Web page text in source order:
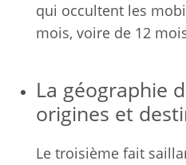
qui occultent les
mois, voire de 12
La géographie
origines et
Le troisième fait